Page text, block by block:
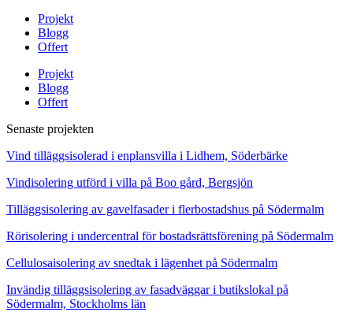
Projekt
Blogg
Offert
Projekt
Blogg
Offert
Senaste projekten
Vind tilläggsisolerad i enplansvilla i Lidhem, Söderbärke
Vindisolering utförd i villa på Boo gård, Bergsjön
Tilläggsisolering av gavelfasader i flerbostadshus på Södermalm
Rörisolering i undercentral för bostadsrättsförening på Södermalm
Cellulosaisolering av snedtak i lägenhet på Södermalm
Invändig tilläggsisolering av fasadväggar i butikslokal på
Södermalm, Stockholms län